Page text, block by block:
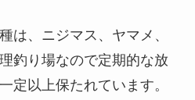
は、ニジマス、ヤマメ、
釣り場なので定期的な放
定以上保たれています。